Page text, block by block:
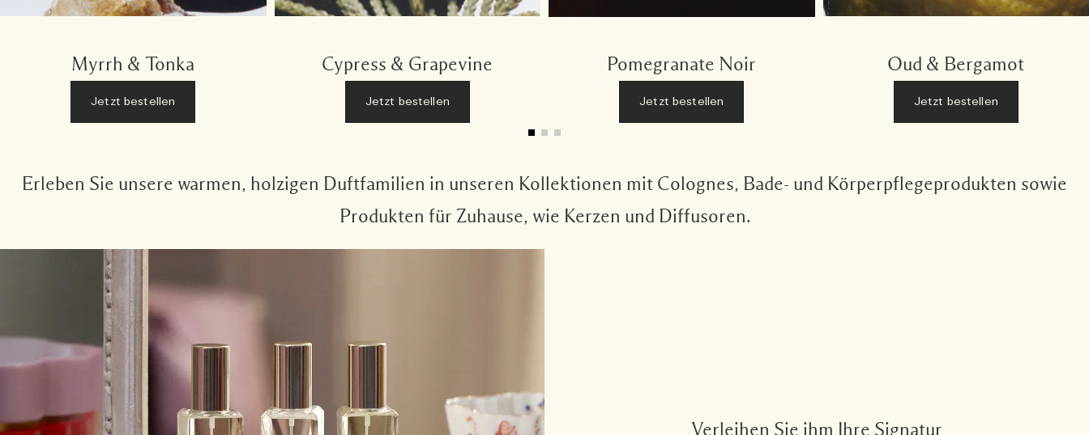
Myrrh & Tonka
Jetzt bestellen
Cypress & Grapevine
Jetzt bestellen
Pomegranate Noir
Jetzt bestellen
Oud & Bergamot
Jetzt bestellen
Erleben Sie unsere warmen, holzigen Duftfamilien in unseren Kollektionen mit Colognes, Bade- und Körperpflegeprodukten sowie
Produkten für Zuhause, wie Kerzen und Diffusoren.
Verleihen Sie ihm Ihre Signatur